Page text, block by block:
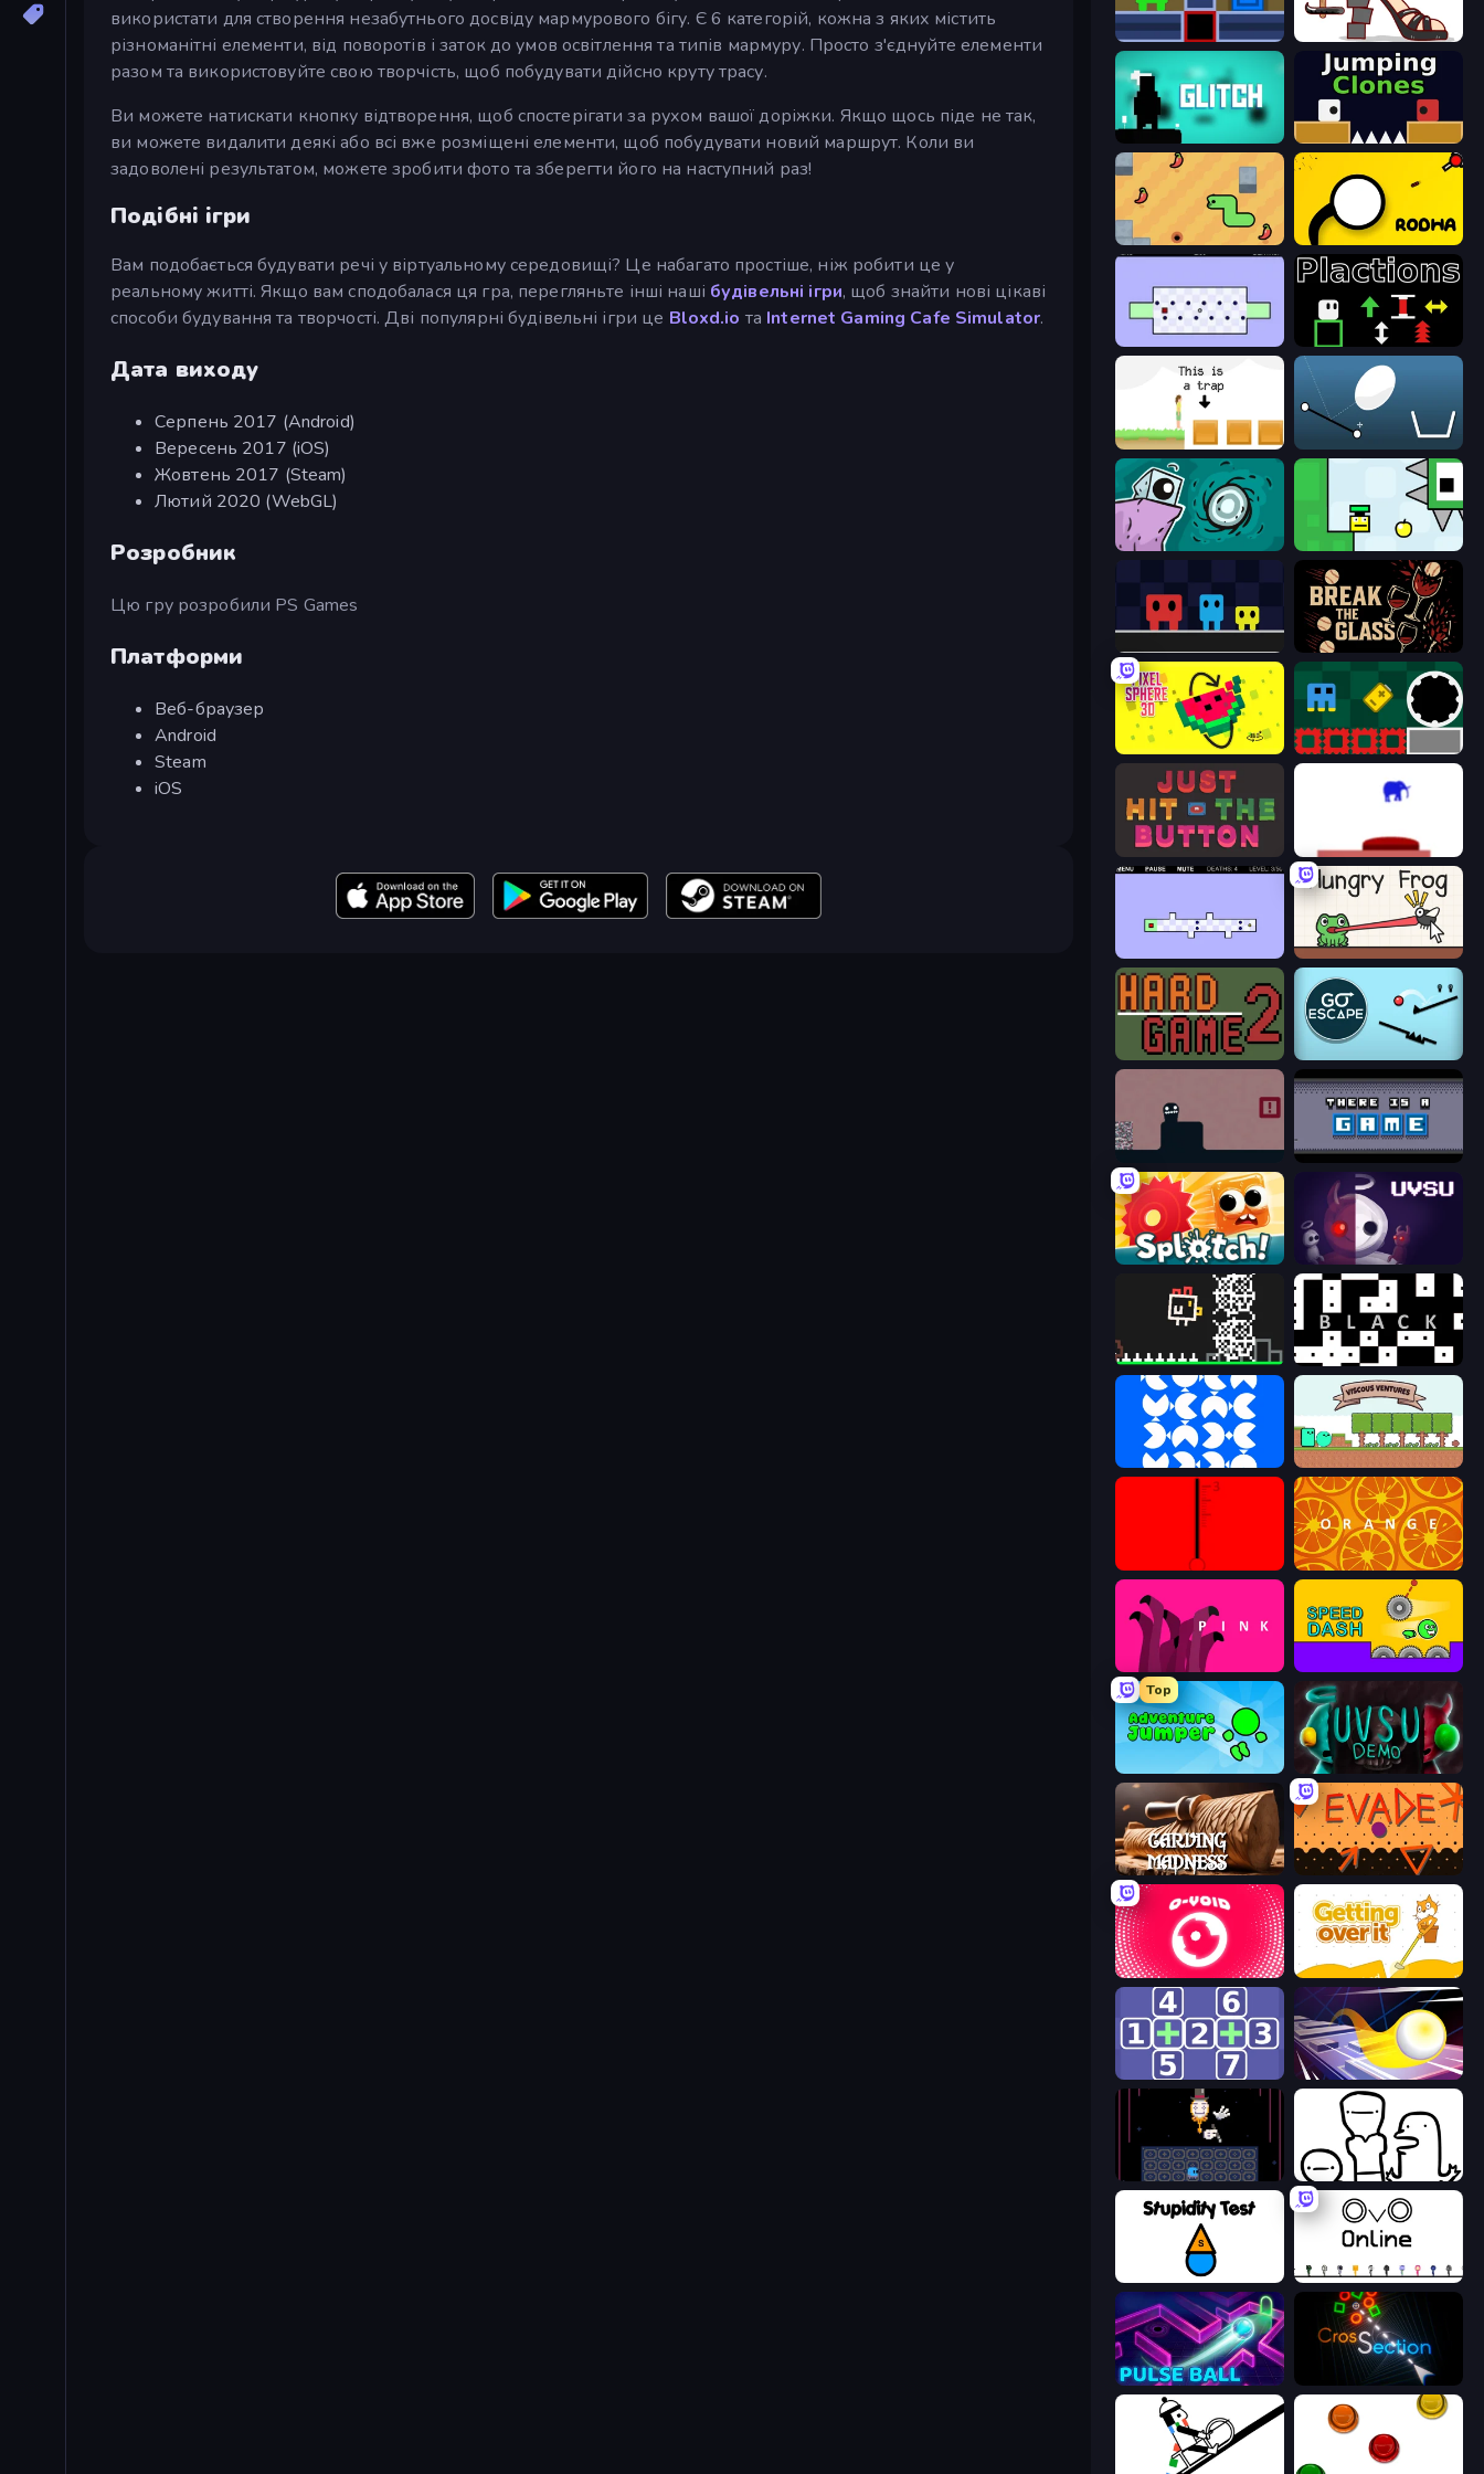
використати для створення незабутнього досвіду мармурового бігу. Є 6 категорій, кожна з яких містить
різноманітні елементи, від поворотів і заток до умов освітлення та типів мармуру. Просто з'єднуйте елементи
разом та використовуйте свою творчість, щоб побудувати дійсно круту трасу.
Ви можете натискати кнопку відтворення, щоб спостерігати за рухом вашої доріжки. Якщо щось піде не так,
ви можете видалити деякі або всі вже розміщені елементи, щоб побудувати новий маршрут. Коли ви
задоволені результатом, можете зробити фото та зберегти його на наступний раз!
Подібні ігри
Вам подобається будувати речі у віртуальному середовищі? Це набагато простіше, ніж робити це у
реальному житті. Якщо вам сподобалася ця гра, перегляньте інші наші будівельні ігри, щоб знайти нові цікаві
способи будування та творчості. Дві популярні будівельні ігри це Bloxd.io та Internet Gaming Cafe Simulator.
Дата виходу
Серпень 2017 (Android)
Вересень 2017 (iOS)
Жовтень 2017 (Steam)
Лютий 2020 (WebGL)
Розробник
Цю гру розробили PS Games
Платформи
Веб-браузер
Android
Steam
iOS
Teleport Jumper Kakato Otoshi
Jumping Clones
SSSPICY! Rodha
Plactions
The Unfair Platformer Bouncy Egg
Tilo
Break the Glass
Pixel Sphere 3D Jump and Hover
Just Hit the Button This Is The Only Level
Hungry Frog
Hard Game 2
There Is No Game
Splotch! UVSU
Chicken and Bee black
blue Viscous Ventures
orange
pink (Bart Bonte)
Top
Adventure Jumper UVSU Demo
Carving Madness Evade
O-VOID Getting Over It
Math Push Leap and Avoid 2
Just One Boss I Don't Even Know
Stupidity Test OvO.io
Pulse Ball Crossection